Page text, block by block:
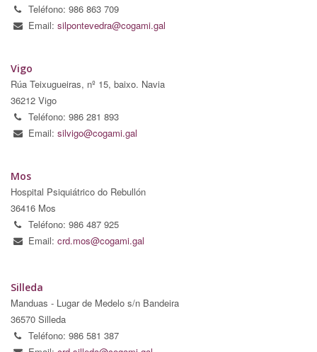
Teléfono: 986 863 709
Email: silpontevedra@cogami.gal
Vigo
Rúa Teixugueiras, nº 15, baixo. Navia
36212 Vigo
Teléfono: 986 281 893
Email: silvigo@cogami.gal
Mos
Hospital Psiquiátrico do Rebullón
36416 Mos
Teléfono: 986 487 925
Email: crd.mos@cogami.gal
Silleda
Manduas - Lugar de Medelo s/n Bandeira
36570 Silleda
Teléfono: 986 581 387